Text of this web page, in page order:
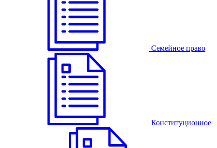
Семейное право
Конституционное